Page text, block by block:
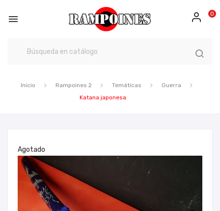
 0
Inicio Rampoines 2 Temáticas
Guerra
Katana japonesa
Agotado